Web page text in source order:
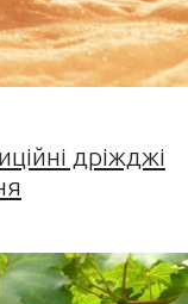
дріжджі